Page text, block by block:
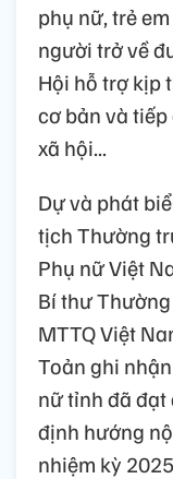
phụ nữ, trẻ
người trở về
Hội hỗ trợ kịp
cơ bản và
xã hội...
Dự và phát
tịch Thường
Phụ nữ Việt
Bí thư
MTTQ Việt
Toản ghi
nữ tỉnh đã
định hướng
nhiệm kỳ